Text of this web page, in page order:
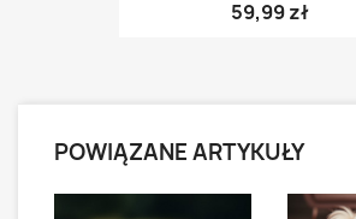
59,99 zł
POWIĄZANE ARTYKUŁY